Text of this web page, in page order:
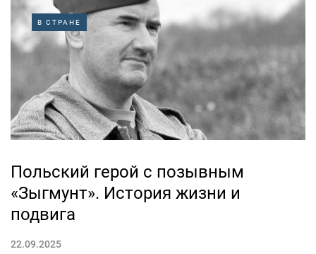
В СТРАНЕ
Польский герой с позывным
«Зыгмунт». История жизни и
подвига
22.09.2025